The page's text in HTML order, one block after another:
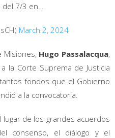
7/3 en…
March 2, 2024
Misiones, Hugo Passalacqua,
la Corte Suprema de Justicia
fondos que el Gobierno
a la convocatoria.
de los grandes acuerdos
consenso, el diálogo y el